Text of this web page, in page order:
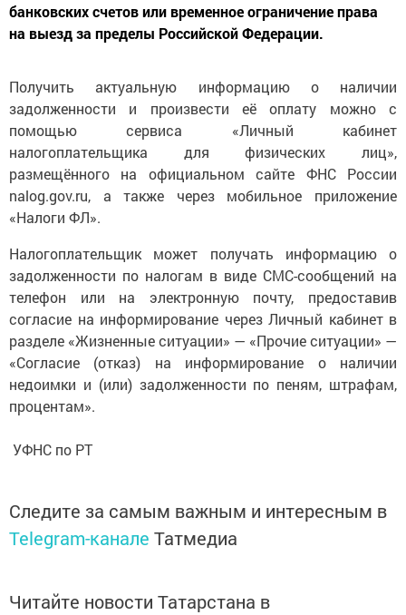
банковских счетов или временное ограничение права
на выезд за пределы Российской Федерации.
Получить актуальную информацию о наличии
задолженности и произвести её оплату можно с
помощью сервиса «Личный кабинет
налогоплательщика для физических лиц»,
размещённого на официальном сайте ФНС России
nalog.gov.ru, а также через мобильное приложение
«Налоги ФЛ».
Налогоплательщик может получать информацию о
задолженности по налогам в виде СМС-сообщений на
телефон или на электронную почту, предоставив
согласие на информирование через Личный кабинет в
разделе «Жизненные ситуации» — «Прочие ситуации» —
«Согласие (отказ) на информирование о наличии
недоимки и (или) задолженности по пеням, штрафам,
процентам».
УФНС по РТ
Следите за самым важным и интересным в
Telegram-канале Татмедиа
Читайте новости Татарстана в